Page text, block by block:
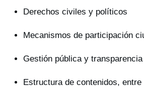
Derechos civiles y políticos
Mecanismos de participación
Gestión pública y transparencia
Estructura de contenidos, entre